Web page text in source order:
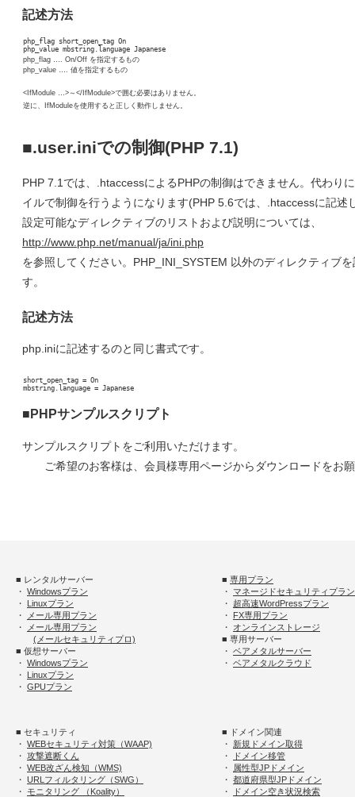
記述方法
php_flag short_open_tag On
php_value mbstring.language Japanese
php_flag …. On/Off を指定するもの
php_value …. 値を指定するもの
<IfModule …>～</IfModule>で囲む必要はありません。
逆に、IfModuleを使用すると正しく動作しません。
■.user.iniでの制御(PHP 7.1)
PHP 7.1では、.htaccessによるPHPの制御はできません。代わり
イルで制御を行うようになります(PHP 5.6では、.htaccessに記述
設定可能なディレクティブのリストおよび説明については、
http://www.php.net/manual/ja/ini.php
を参照してください。PHP_INI_SYSTEM 以外のディレクティブ
す。
記述方法
php.iniに記述するのと同じ書式です。
short_open_tag = On
mbstring.language = Japanese
■PHPサンプルスクリプト
サンプルスクリプトをご利用いただけます。
ご希望のお客様は、会員様専用ページからダウンロードをお
■ レンタルサーバー ■ 専用プラン
・ Windowsプラン ・ マネージドセキュリティプラン
・ Linuxプラン ・ 超高速WordPressプラン
・
メール専用プラン ・ FX専用プラン
・
メール専用プラン ・ オンラインストレージ
(メールセキュリティプロ)
■ 専用サーバー
■ 仮想サーバー
・ ベアメタルサーバー
・ Windowsプラン ・ ベアメタルクラウド
・ Linuxプラン
・ GPUプラン
■ セキュリティ
■ ドメイン関連
・ WEBセキュリティ対策（WAAP) ・ 新規ドメイン取得
・ 攻撃遮断くん ・
ドメイン移管
・ WEB改ざん検知（WMS) ・
属性型JPドメイン
・ URLフィルタリング（SWG） ・ 都道府県型JPドメイン
・ モニタリング （Koality） ・
ドメイン空き状況検索